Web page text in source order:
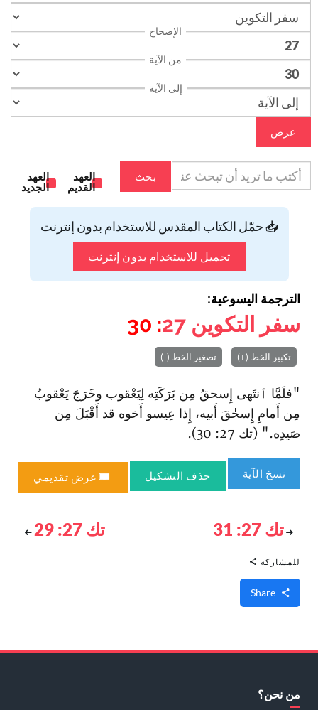
الإصحاح
من الآية
إلى الآية
عرض
بحث
العهد
القديم
العهد
الجديد
📥 حمّل الكتاب المقدس للاستخدام بدون إنترنت
تحميل للاستخدام بدون إنترنت
الترجمة اليسوعية:
سفر التكوين 27
: 30
تكبير الخط (+) تصغير الخط (-)
"فلَمَّا ٱنتَهى إِسحٰقُ مِن بَرَكَتِه لِيَعْقوب وخَرَجَ يَعْقوبُ
مِن أَمامِ إِسحٰقَ أَبيه، إِذا عِيسو أَخوه قد أَقْبَلَ مِن
صَيدِه." (تك 27: 30).
نسخ الآية حذف التشكيل عرض تقديمي
تك 27: 31 تك 27: 29
للمشاركة
من نحن؟